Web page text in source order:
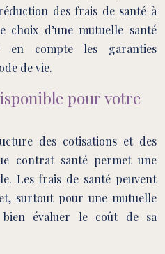
des frais de santé à
choix d’une mutuelle santé
en compte les garanties
de vie.
pour votre
des cotisations et des
contrat santé permet une
Les frais de santé peuvent
surtout pour une mutuelle
bien évaluer le coût de sa